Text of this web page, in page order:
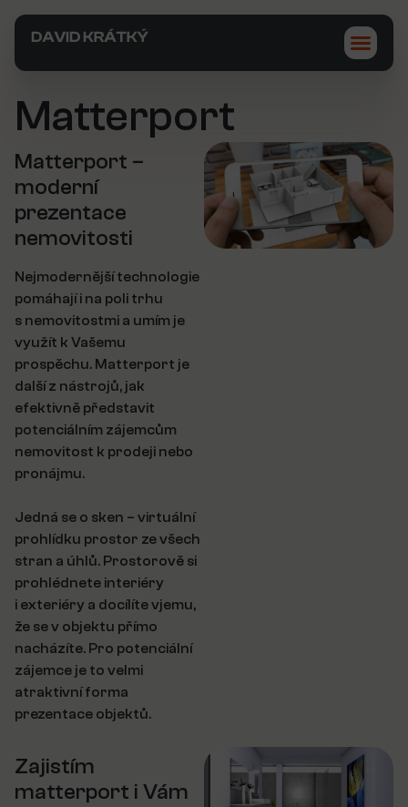
Matterport
Matterport –
moderní
prezentace
nemovitosti
Nejmodernější technologie
pomáhají i na poli trhu
s nemovitostmi a umím je
využít k Vašemu
prospěchu. Matterport je
další z nástrojů, jak
efektivně představit
potenciálním zájemcům
nemovitost k prodeji nebo
pronájmu.
Jedná se o sken – virtuální
prohlídku prostor ze všech
stran a úhlů. Prostorově si
prohlédnete interiéry
i exteriéry a docílíte vjemu,
že se v objektu přímo
nacházíte. Pro potenciální
zájemce je to velmi
atraktivní forma
prezentace objektů.
Zajistím
matterport i Vám